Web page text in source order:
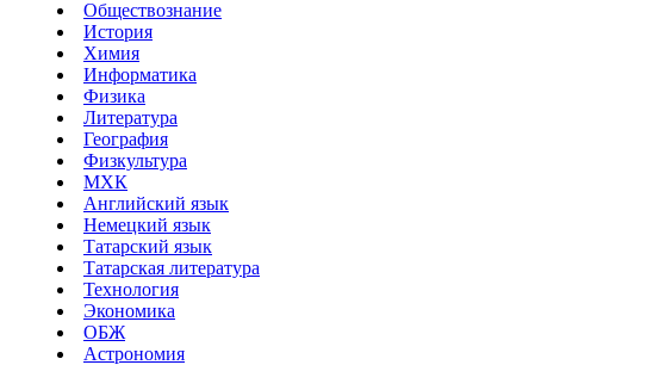
Обществознание
История
Химия
Информатика
Физика
Литература
География
Физкультура
МХК
Английский язык
Немецкий язык
Татарский язык
Татарская литература
Технология
Экономика
ОБЖ
Астрономия